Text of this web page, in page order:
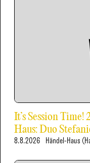
It’s Session
Haus: Duo
8.8.2026 Händel-Haus